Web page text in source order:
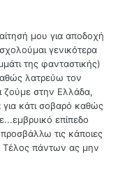
μου για αποδοχή
γενικότερα
της φανταστικής)
λατρεύω τον
ζούμε στην Ελλάδα,
κάτι σοβαρό καθώς
επίπεδο
τις κάποιες
Τέλος πάντων ας μην